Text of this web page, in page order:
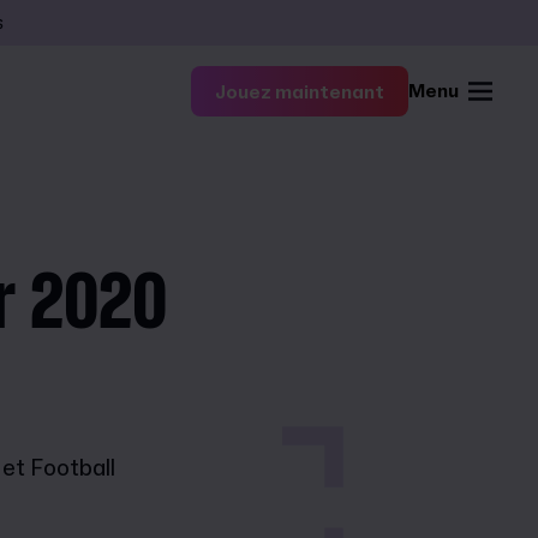
Jouez maintenant Menu
2020
Football